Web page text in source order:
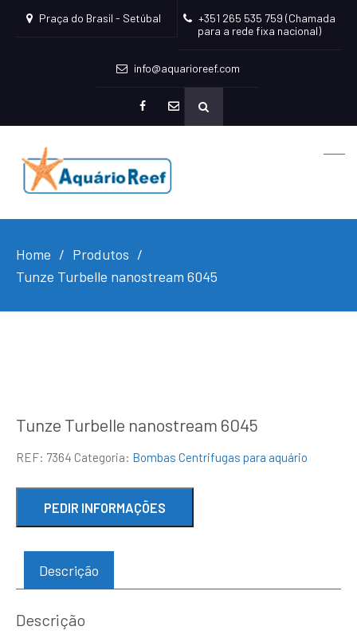
Praça do Brasil - Setúbal
+351 265 535 759 (Chamada
para a rede fixa nacional)
info@aquarioreef.com
mailto
Home
Produtos
Tunze Turbelle nanostream 6045
Tunze Turbelle nanostream 6045
REF: 7364 Categoria: Bombas Centrifugas para aquário
Descrição
Descrição